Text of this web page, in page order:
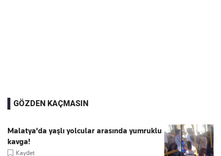
GÖZDEN KAÇMASIN
Malatya'da yaşlı yolcular arasında yumruklu
kavga!
Kaydet